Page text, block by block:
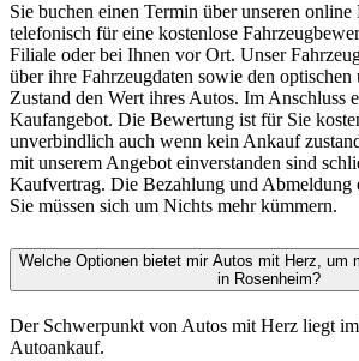
Sie buchen einen Termin über unseren
telefonisch für eine kostenlose
Filiale oder bei Ihnen vor Ort. Unser
über ihre Fahrzeugdaten sowie den optischen
Zustand den Wert ihres Autos. Im Anschluss
Kaufangebot. Die Bewertung ist für Sie
unverbindlich auch wenn kein Ankauf
mit unserem Angebot einverstanden sind
Kaufvertrag. Die Bezahlung und Abmeldung
Sie müssen sich um Nichts mehr kümmern.
Welche Optionen bietet mir Autos mit Herz, um
in Rosenheim?
Der Schwerpunkt von Autos mit Herz liegt im
Autoankauf.